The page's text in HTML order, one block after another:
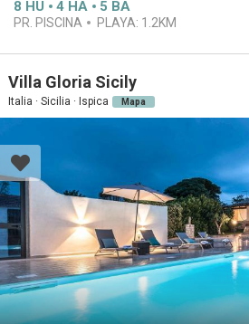
8 HU 4 HA 5 BA
PR. PISCINA PLAYA: 1.2KM
Villa Gloria Sicily
Italia · Sicilia · Ispica Mapa